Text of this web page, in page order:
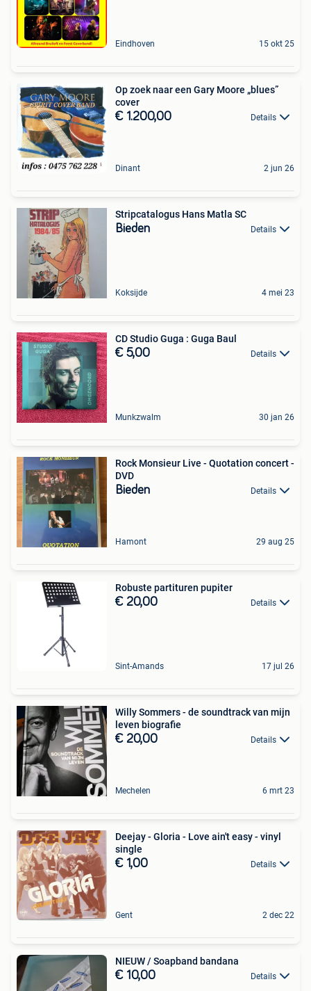
Eindhoven 15 okt 25
Op zoek naar een Gary Moore „blues”
cover
€ 1.200,00 Details
Dinant 2 jun 26
Stripcatalogus Hans Matla SC
Bieden Details
Koksijde 4 mei 23
CD Studio Guga : Guga Baul
€ 5,00 Details
Munkzwalm 30 jan 26
Rock Monsieur Live - Quotation concert -
DVD
Bieden Details
Hamont 29 aug 25
Robuste partituren pupiter
€ 20,00 Details
Sint-Amands 17 jul 26
Willy Sommers - de soundtrack van mijn
leven biografie
€ 20,00 Details
Mechelen 6 mrt 23
Deejay - Gloria - Love ain't easy - vinyl
single
€ 1,00 Details
Gent 2 dec 22
NIEUW / Soapband bandana
€ 10,00 Details